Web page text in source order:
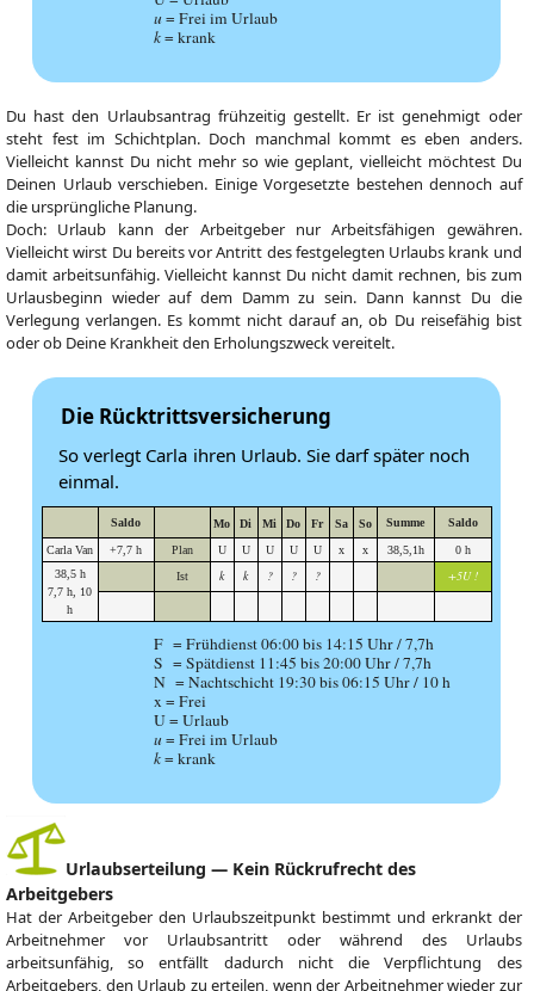
u= Frei im Urlaub
k= krank
Du hast den Urlaubsantrag frühzeitig gestellt. Er ist genehmigt oder
steht fest im Schichtplan. Doch manchmal kommt es eben anders.
Vielleicht kannst Du nicht mehr so wie geplant, vielleicht möchtest Du
Deinen Urlaub verschieben. Einige Vorgesetzte bestehen dennoch auf
die ursprüngliche Planung.
Doch: Urlaub kann der Arbeitgeber nur Arbeitsfähigen gewähren.
Vielleicht wirst Du bereits vor Antritt des festgelegten Urlaubs krank und
damit arbeitsunfähig. Vielleicht kannst Du nicht damit rechnen, bis zum
Urlausbeginn wieder auf dem Damm zu sein. Dann kannst Du die
Verlegung verlangen. Es kommt nicht darauf an, ob Du reisefähig bist
oder ob Deine Krankheit den Erholungszweck vereitelt.
Die Rücktrittsversicherung
So verlegt Carla ihren Urlaub. Sie darf später noch
einmal.
Saldo Mo Di Mi Do Fr Sa So Summe Saldo
Carla Van +7,7 h Plan U U U U U x x 38,5,1h
0 h
38,5 h
7,7 h, 10
h
Ist k k ? ? ? +5U !
F = Frühdienst 06:00 bis 14:15 Uhr / 7,7h
S = Spätdienst 11:45 bis 20:00 Uhr / 7,7h
N = Nachtschicht 19:30 bis 06:15 Uhr / 10 h
x = Frei
U = Urlaub
u= Frei im Urlaub
k= krank
Urlaubserteilung — Kein Rückrufrecht des
Arbeitgebers
Hat der Arbeitgeber den Urlaubszeitpunkt bestimmt und erkrankt der
Arbeitnehmer vor Urlaubsantritt oder während des Urlaubs
arbeitsunfähig, so entfällt dadurch nicht die Verpflichtung des
Arbeitgebers, den Urlaub zu erteilen, wenn der Arbeitnehmer wieder zur